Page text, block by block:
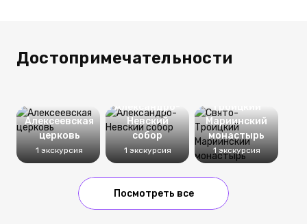
Достопримечательности
Алексеевская
церковь
1 экскурсия
Александро-
Невский
собор
1 экскурсия
Мариинский
монастырь
1 экскурсия
Посмотреть все